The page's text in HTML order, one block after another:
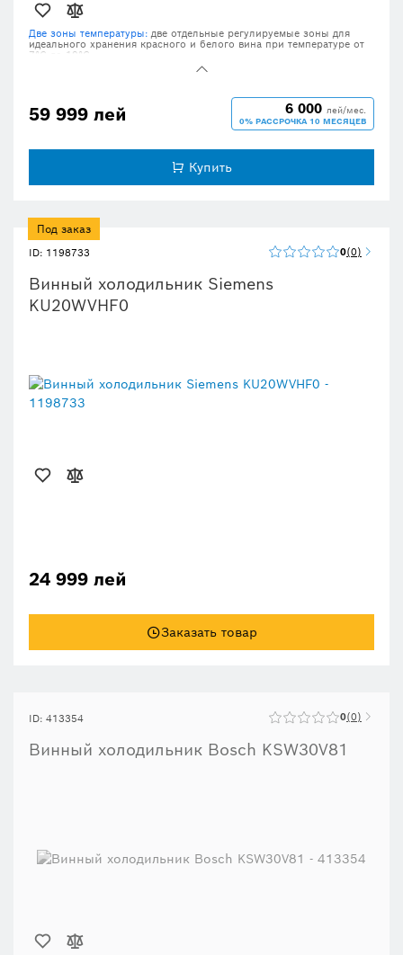
Две зоны температуры: две отдельные регулируемые зоны для
идеального хранения красного и белого вина при температуре от
7°C до 19°C.
: просторный винный шкаф для хранения до 199
Светодиодная подсветка с режимом презентации:
привлекательное
освещение для вашего винного шкафа.
можно установить дверь винного шкафа с той
стороны, которая вам удобнее.
59 999 лей 6 000 лей/мес.
0% РАССРОЧКА 10 МЕСЯЦЕВ
Купить
Под заказ
ID: 1198733 0 0
Винный холодильник Siemens
KU20WVHF0
24 999 лей
Заказать товар
ID: 413354 0 0
Винный холодильник Bosch KSW30V81